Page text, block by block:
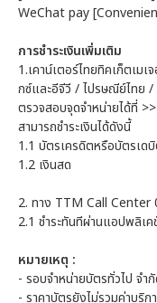
WeChat pay
การชำระเงินเพิ่มเติม
1.เคาน์เตอร์ไทยทิคเก็ตเม
กซ์และอีจีวี / ไปรษณีย์ไทย
ตรวจสอบจุดจำหน่ายได้ที่ >>
สามารถชำระเงินได้ดังนี้
1.1 บัตรเครดิตหรือบัตรเ
1.2 เงินสด
2. ทาง TTM Call Center
2.1 ชำระทันทีผ่านแอปพลิเ
หมายเหตุ :
- รอบจำหน่ายบัตรทั่วไป จำ
- ราคาบัตรยังไม่รวมค่าบริ